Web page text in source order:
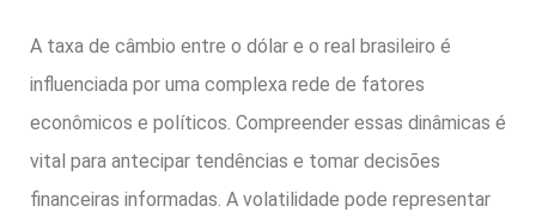
A taxa de câmbio entre o dólar e o real brasileiro é
influenciada por uma complexa rede de fatores
econômicos e políticos. Compreender essas dinâmicas é
vital para antecipar tendências e tomar decisões
financeiras informadas. A volatilidade pode representar